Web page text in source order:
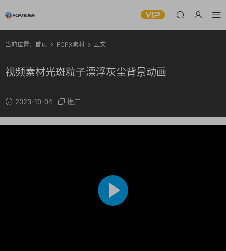
当前位置： 首页 FCPX素材 正文
视频素材光斑粒子漂浮灰尘背景动画
2023-10-04 推广